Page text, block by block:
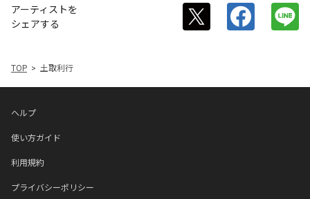
アーティストを
シェアする
TOP 土取利行
ヘルプ
使い方ガイド
利用規約
プライバシーポリシー